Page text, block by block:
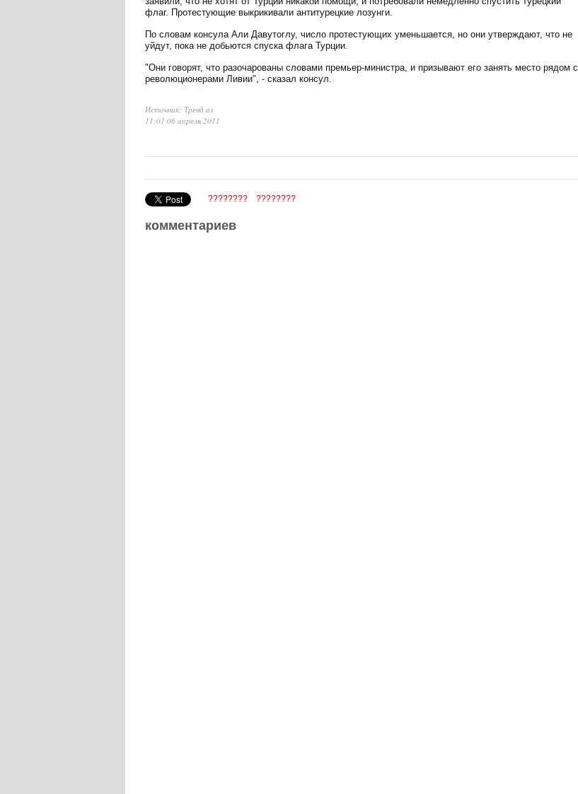
флаг. Протестующие выкрикивали антитурецкие лозунги.
По словам консула Али Давутоглу, число протестующих уменьшается, но они утверждают, что не
уйдут, пока не добьются спуска флага Турции.
"Они говорят, что разочарованы словами премьер-министра, и призывают его занять место рядом с
революционерами Ливии", - сказал консул.
Источник: Тренд.аз
11:01 06 апреля 2011
???????? ????????
комментариев